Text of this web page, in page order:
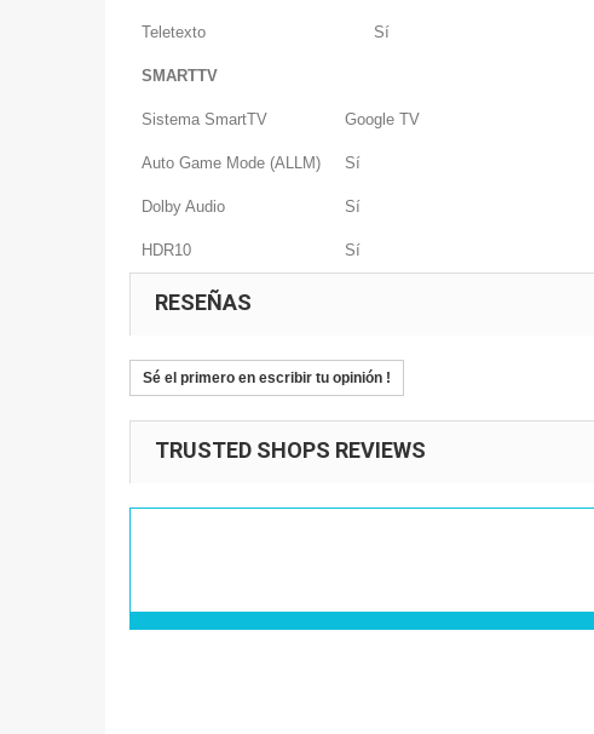
Teletexto Sí
SMARTTV
Sistema SmartTV Google TV
Auto Game Mode (ALLM) Sí
Dolby Audio Sí
HDR10 Sí
RESEÑAS
Sé el primero en escribir tu opinión !
TRUSTED SHOPS REVIEWS